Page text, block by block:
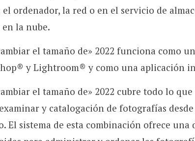
el ordenador, la red o en el servicio de
en la nube.
el tamaño de» 2022 funciona como
y Lightroom® y como una aplicación
el tamaño de» 2022 cubre todo lo
y catalogación de fotografías
El sistema de esta combinación ofrece una